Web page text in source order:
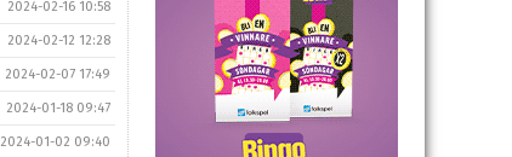
2024-02-16 10:58
2024-02-12 12:28
2024-02-07 17:49
2024-01-18 09:47
2024-01-02 09:40